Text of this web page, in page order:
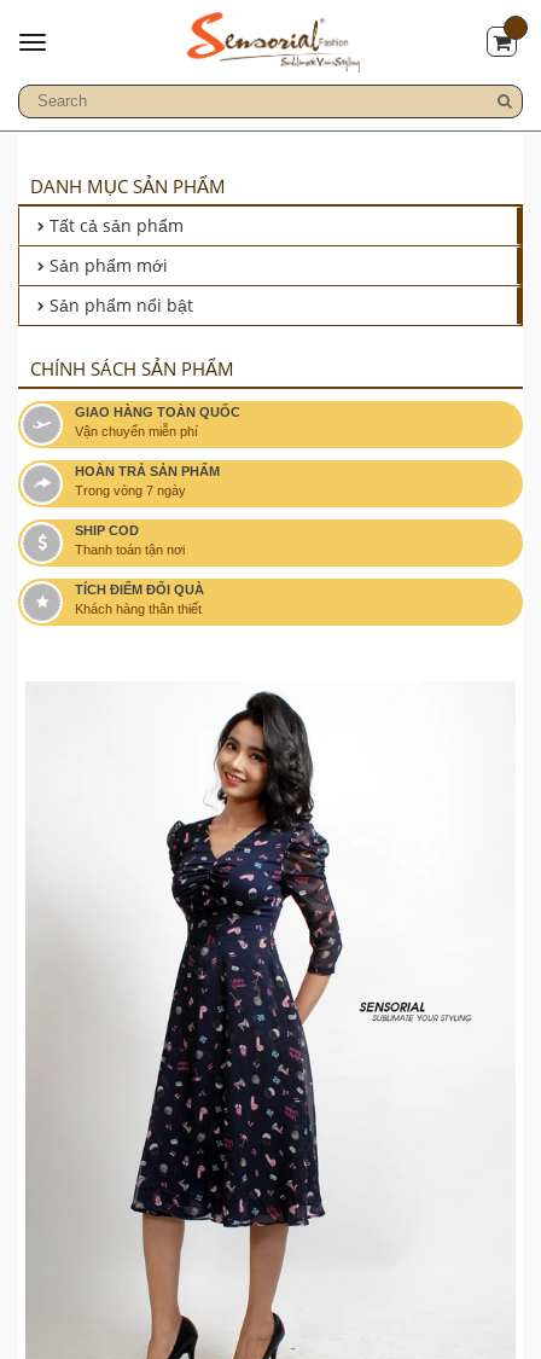
DANH MỤC SẢN PHẨM
Tất cả sản phẩm
Sản phẩm mới
Sản phẩm nổi bật
CHÍNH SÁCH SẢN PHẨM
GIAO HÀNG TOÀN QUỐC
Vận chuyển miễn phí
HOÀN TRẢ SẢN PHẨM
Trong vòng 7 ngày
SHIP COD
Thanh toán tận nơi
TÍCH ĐIỂM ĐỔI QUÀ
Khách hàng thân thiết